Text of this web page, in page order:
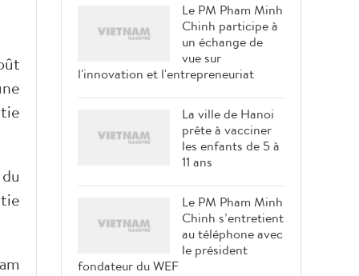
Le PM Pham Minh
Chinh participe à
un échange de
vue sur
l'innovation et l'entrepreneuriat
La ville de Hanoi
prête à vacciner
les enfants de 5 à
11 ans
Le PM Pham Minh
Chinh s’entretient
au téléphone avec
le président
fondateur du WEF